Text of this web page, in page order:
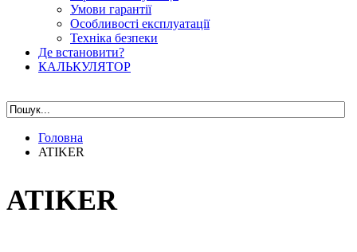
Умови гарантії
Особливості експлуатації
Техніка безпеки
Де встановити?
КАЛЬКУЛЯТОР
Головна
ATIKER
ATIKER